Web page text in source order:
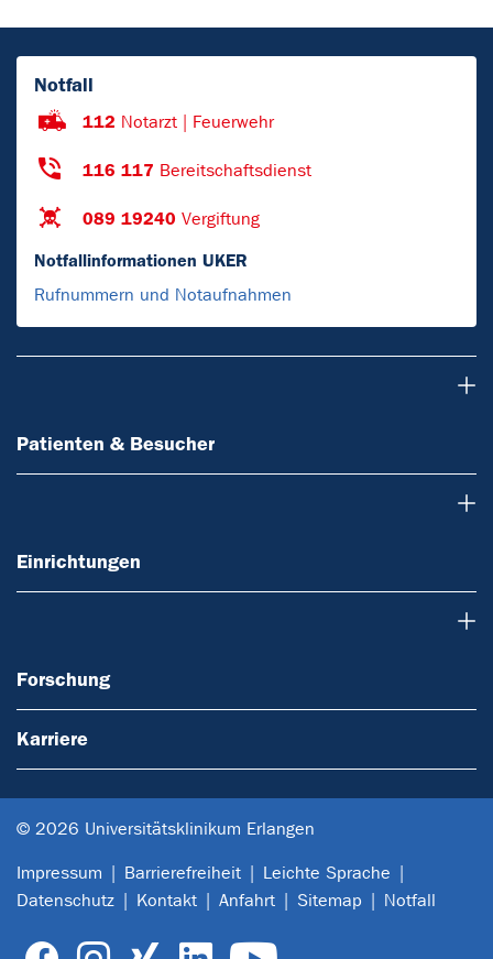
Notfall
112 Notarzt | Feuerwehr
116 117 Bereitschaftsdienst
089 19240 Vergiftung
Notfallinformationen UKER
Rufnummern und Notaufnahmen
Patienten & Besucher
Einrichtungen
Forschung
Karriere
© 2026 Universitätsklinikum Erlangen
Impressum Barrierefreiheit
Leichte Sprache
Datenschutz
Kontakt Anfahrt Sitemap Notfall